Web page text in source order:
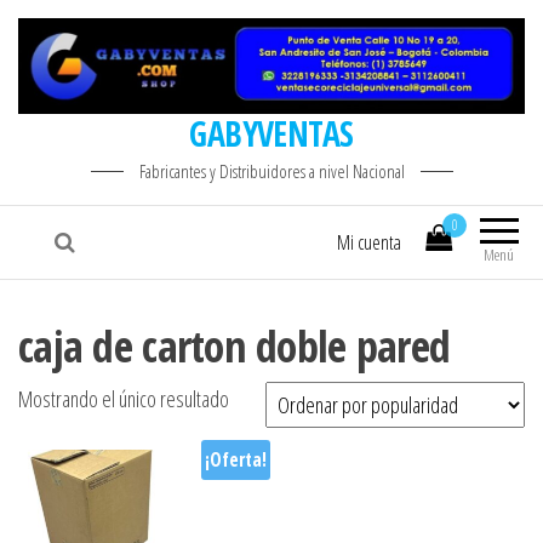
GABYVENTAS
Fabricantes y Distribuidores a nivel Nacional
Menú
0
Mi cuenta
caja de carton doble pared
Mostrando el único resultado
¡Oferta!